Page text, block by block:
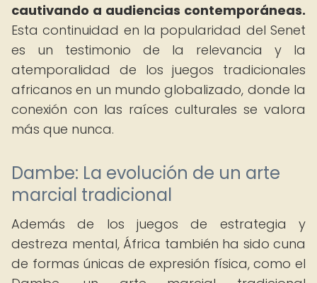
cautivando a audiencias contemporáneas.
Esta continuidad en la popularidad del Senet
es un testimonio de la relevancia y la
atemporalidad de los juegos tradicionales
africanos en un mundo globalizado, donde la
conexión con las raíces culturales se valora
más que nunca.
Dambe: La evolución de un arte
marcial tradicional
Además de los juegos de estrategia y
destreza mental, África también ha sido cuna
de formas únicas de expresión física, como el